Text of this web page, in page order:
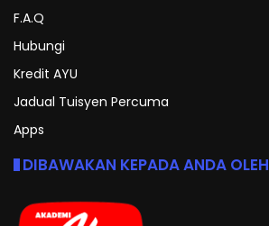
F.A.Q
Hubungi
Kredit AYU
Jadual Tuisyen Percuma
Apps
DIBAWAKAN KEPADA ANDA OLEH